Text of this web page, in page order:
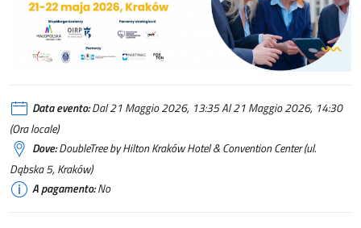
Data evento:Dal 21 Maggio 2026, 13:35 Al 21 Maggio 2026, 14:30
(Ora locale)
Dove:DoubleTree by Hilton Kraków Hotel & Convention Center (ul.
Dąbska 5, Kraków)
A pagamento:No